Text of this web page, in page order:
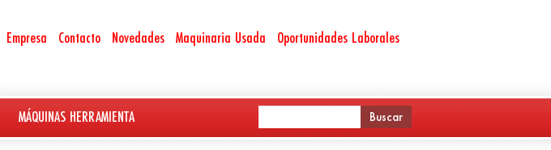
Empresa Contacto Novedades Maquinaria Usada Oportunidades Laborales
MÁQUINAS HERRAMIENTA